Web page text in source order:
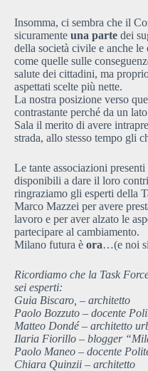
Insomma, ci sembra che il
sicuramente una parte dei
della società civile e anche
come quelle sulle
salute dei cittadini, ma
aspettati scelte più nette.
La nostra posizione verso
contrastante perché da un
Sala il merito di avere
strada, allo stesso tempo gli
Le tante associazioni
disponibili a dare il loro
ringraziamo gli esperti della
Marco Mazzei per avere
lavoro e per aver alzato le
partecipare al cambiamento.
Milano futura è ora…(e noi
Ricordiamo che la Task
sei esperti:
Guia Biscaro, – architetto
Paolo Bozzuto – docente
Matteo Dondé – architetto
Ilaria Fiorillo – blogger
Paolo Maneo – docente
Chiara Quinzii – architetto